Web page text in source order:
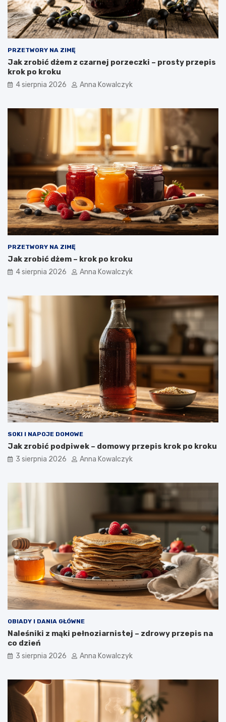
PRZETWORY NA ZIMĘ
Jak zrobić dżem z czarnej porzeczki – prosty przepis
krok po kroku
4 sierpnia 2026 Anna Kowalczyk
PRZETWORY NA ZIMĘ
Jak zrobić dżem – krok po kroku
4 sierpnia 2026 Anna Kowalczyk
SOKI I NAPOJE DOMOWE
Jak zrobić podpiwek – domowy przepis krok po kroku
3 sierpnia 2026 Anna Kowalczyk
OBIADY I DANIA GŁÓWNE
Naleśniki z mąki pełnoziarnistej – zdrowy przepis na
co dzień
3 sierpnia 2026 Anna Kowalczyk